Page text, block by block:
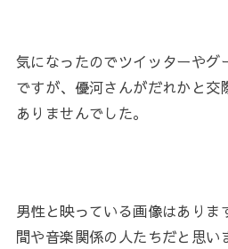
気になったのでツイッターやグ
ですが、優河さんがだれかと交
ありませんでした。
男性と映っている画像はありま
間や音楽関係の人たちだと思い